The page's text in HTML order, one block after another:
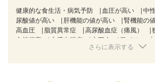
健康的な食生活・病気予防 血圧が高い
中
尿酸値が高い
肝機能の値が高い
腎機能の
高血圧
脂質異常症 高尿酸血症（痛風）
心筋梗塞
心臓弁膜症 心不全
胃ポリープ
慢性便秘症
過敏性腸症候群（
さらに表示する